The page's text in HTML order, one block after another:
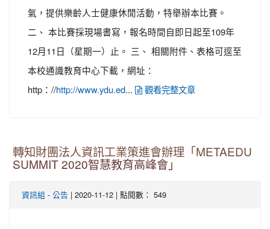
氣，提供樂齡人士健康休閒活動，特舉辦本比賽。
二、 本比賽採現場書寫，報名時間自即日起至109年
12月11日（星期一）止。 三、 相關附件、表格可逕至
本校通識教育中心下載，網址：
http：//http://www.ydu.ed ... 觀看完整文章
轉知財團法人資訊工業策進會辦理「METAEDU
SUMMIT 2020智慧教育高峰會」
資訊組 - 公告 | 2020-11-12 | 點閱數： 549